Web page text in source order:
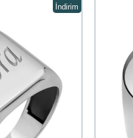
İndirim